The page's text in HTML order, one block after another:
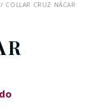
COLLAR CRUZ NÁCAR